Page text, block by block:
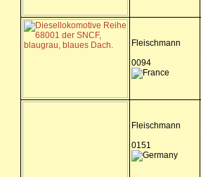
Fleischmann
0094
Fleischmann
0151